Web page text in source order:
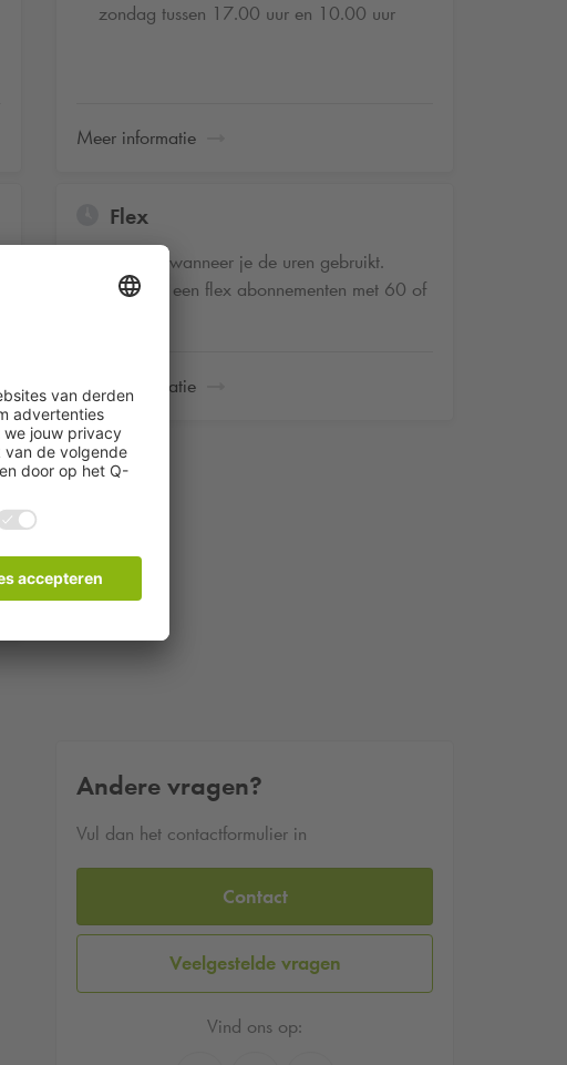
zondag tussen 17.00 uur en 10.00 uur
Meer informatie
Flex
Jij beslist wanneer je de uren gebruikt.
Keuze uit een flex abonnementen met 60 of
Meer informatie
Andere vragen?
Vul dan het contactformulier in
Contact
Veelgestelde vragen
Vind ons op: